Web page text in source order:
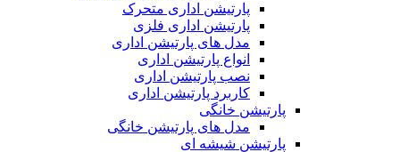
پارتیشن اداری متحرک
پارتیشن اداری فلزی
مدل های پارتیشن اداری
انواع پارتیشن اداری
نصب پارتیشن اداری
کاربرد پارتیشن اداری
پارتیشن خانگی
مدل های پارتیشن خانگی
پارتیشن شیشه ای